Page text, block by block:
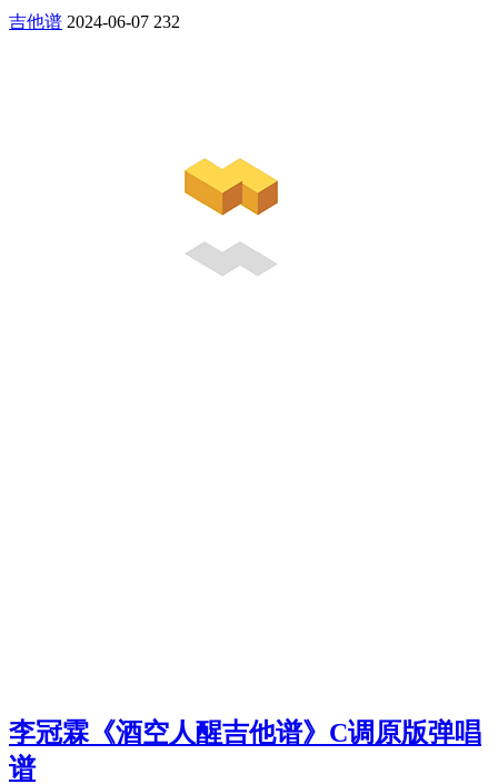
吉他谱 2024-06-07 232
李冠霖《酒空人醒吉他谱》C调原版弹唱
谱